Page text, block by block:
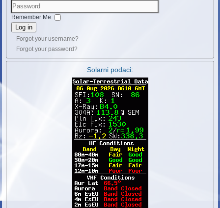
Remember Me
Log in
Forgot your username?
Forgot your password?
Solarni podaci: